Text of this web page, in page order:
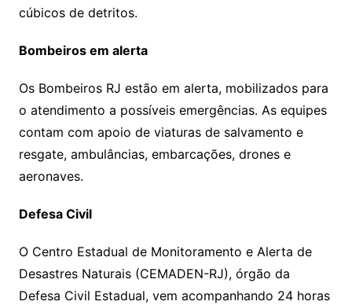
cúbicos de detritos.
Bombeiros em alerta
Os Bombeiros RJ estão em alerta, mobilizados para
o atendimento a possíveis emergências. As equipes
contam com apoio de viaturas de salvamento e
resgate, ambulâncias, embarcações, drones e
aeronaves.
Defesa Civil
O Centro Estadual de Monitoramento e Alerta de
Desastres Naturais (CEMADEN-RJ), órgão da
Defesa Civil Estadual, vem acompanhando 24 horas